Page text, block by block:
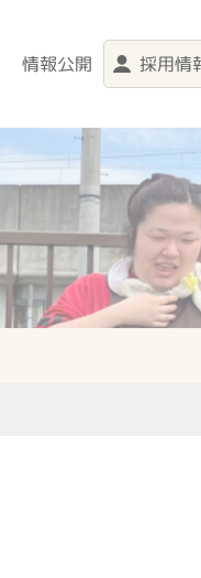
情報公開 採用情